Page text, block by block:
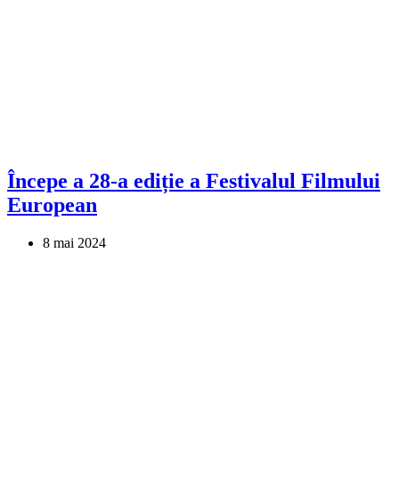
Începe a 28-a ediție a Festivalul Filmului
European
8 mai 2024